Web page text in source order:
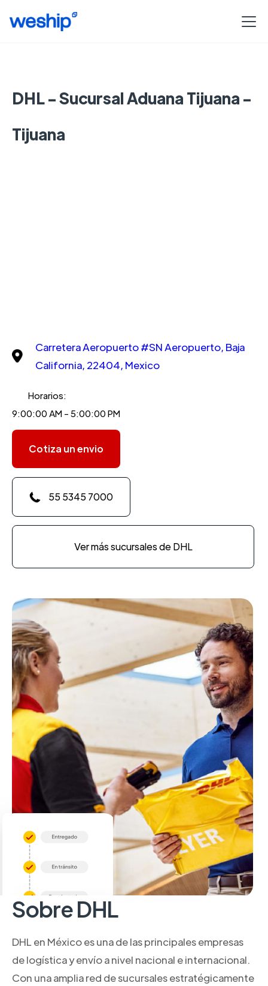
DHL - Sucursal Aduana Tijuana -
Tijuana
Carretera Aeropuerto #SN Aeropuerto, Baja
California, 22404, Mexico
Horarios:
9:00:00 AM - 5:00:00 PM
Cotiza un envio
55 5345 7000
Ver más sucursales de DHL
Sobre DHL
DHL en México es una de las principales empresas
de logística y envío a nivel nacional e internacional.
Con una amplia red de sucursales estratégicamente